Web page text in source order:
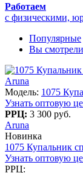
Работаем
с физическими,
Популярные
Вы смотрели
Aruna
Модель: 1075
Узнать оптовую
РРЦ: 3 300 руб.
Aruna
Новинка
1075 Купальник
Узнать оптовую
РРЦ: